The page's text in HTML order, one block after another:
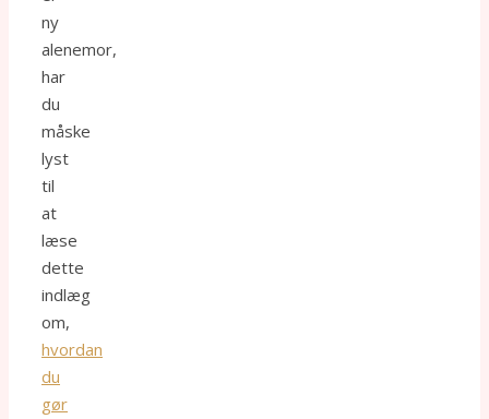
ny
alenemor,
har
du
måske
lyst
til
at
læse
dette
indlæg
om,
hvordan
du
gør